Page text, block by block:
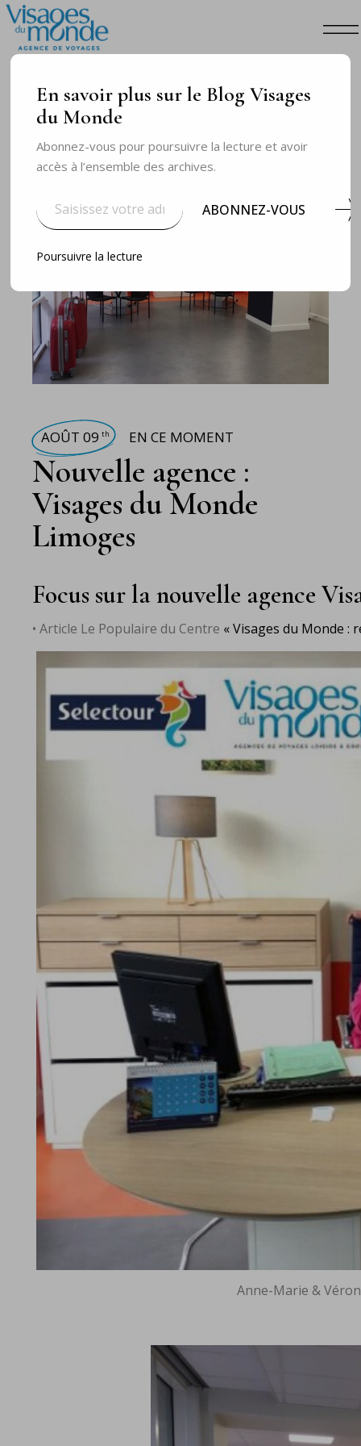
AOÛT 09 th EN CE MOMENT
Nouvelle agence :
Visages du Monde
Limoges
Focus sur la nouvelle agence
• Article Le Populaire du Centre « Visages du Monde :
Anne-Marie &
En savoir plus sur le Blog Visages
du Monde
Abonnez-vous pour poursuivre la lecture et avoir
accès à l’ensemble des archives.
votre
adresse
e-
ABONNEZ-VOUS
Poursuivre la lecture